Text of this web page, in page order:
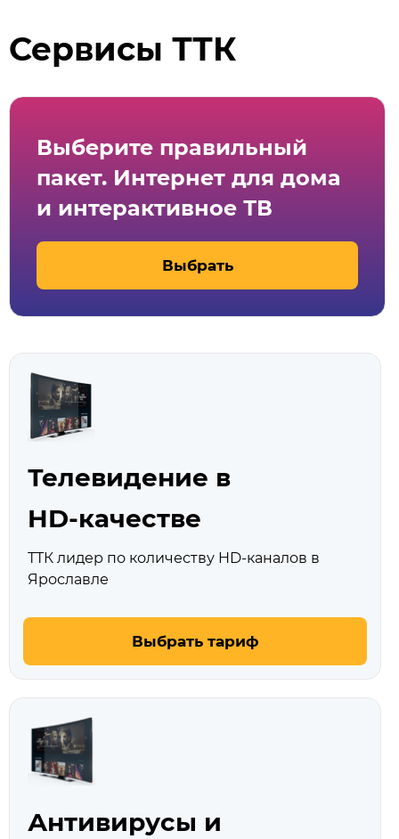
Сервисы ТТК
Выберите правильный
пакет. Интернет для дома
и интерактивное ТВ
Выбрать
Телевидение в
HD‑качестве
ТТК лидер по количеству HD‑каналов в
Ярославле
Выбрать тариф
Антивирусы и